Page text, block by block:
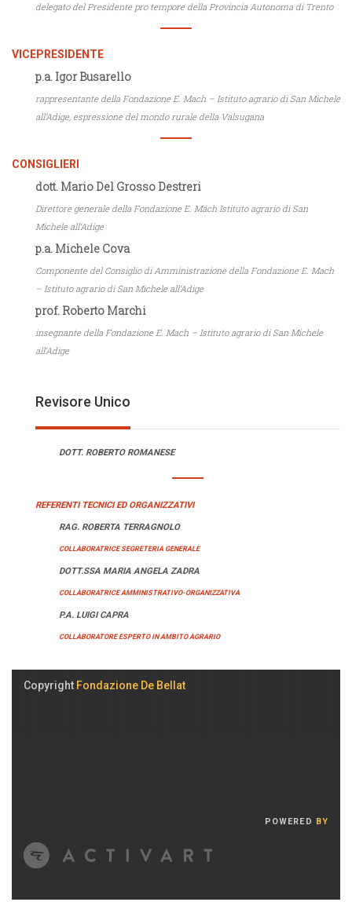
delegato del Presidente pro tempore della Provincia Autonoma di Trento
VICEPRESIDENTE
p.a. Igor Busarello
rappresentante della Fondazione E. Mach – Istituto agrario di San Michele
all’Adige, espressione del mondo rurale della Valsugana
CONSIGLIERI
dott. Mario Del Grosso Destreri
Direttore generale della Fondazione E. Mach Istituto agrario di San
Michele all‘Adige
p.a. Michele Cova
Componente del Consiglio di Amministrazione della Fondazione E. Mach
– Istituto agrario di San Michele all’Adige
prof. Roberto Marchi
insegnante della Fondazione E. Mach – Istituto agrario di San Michele
all’Adige
Revisore Unico
DOTT. ROBERTO ROMANESE
REFERENTI TECNICI ED ORGANIZZATIVI
RAG. ROBERTA TERRAGNOLO
COLLABORATRICE SEGRETERIA GENERALE
DOTT.SSA MARIA ANGELA ZADRA
COLLABORATRICE AMMINISTRATIVO-ORGANIZZATIVA
P.A. LUIGI CAPRA
COLLABORATORE ESPERTO IN AMBITO AGRARIO
Copyright Fondazione De Bellat
POWERED BY